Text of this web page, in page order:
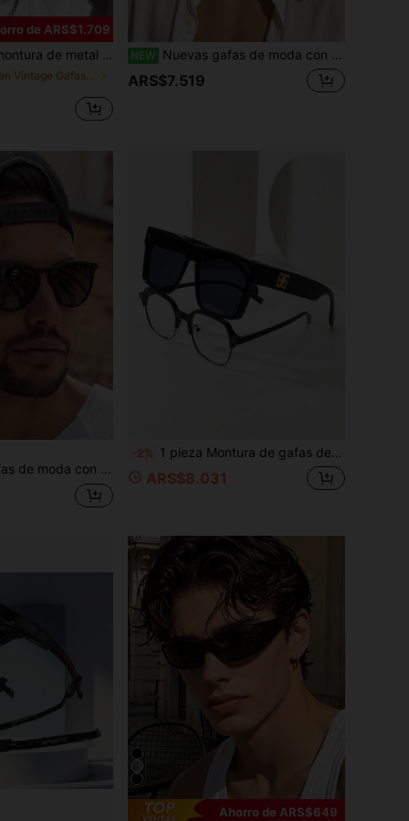
de ARS$1.709
retro punk callejero, para fotos, viajes, fiestas, uso diario, pesca, esquí, regalo NEW Nuevas gafas de moda con montura redonda para hombres y mujeres, estilo clásico de Oriente Medio & Europeo Americano Ins, adecuadas para uso diario, viajes, ciclismo, golf, regalo
ARS$7.519
2024 Nuevas gafas de moda con montura grande de ojo de gato, estilo callejero europeo y americano, accesorios de playa para influencers transfronterizos, crea un look de calle, combina con suéteres, sudaderas, monos, pantalones de cuero y pantalones cargo, adecuado para vacaciones de verano en la playa, actividades al aire libre y viajes.
-2% 1 pieza Montura de gafas de miopía unisex casual, gafas decorativas de moda para fiesta, ocio, viaje, vacaciones, playa, bosque y uso diario
ARS$8.031
Ahorro de ARS$649